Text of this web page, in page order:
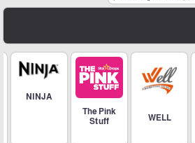
WELL
The Pink
Stuff
NINJA